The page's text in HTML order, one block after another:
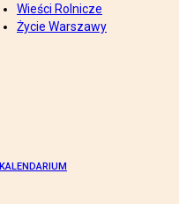
Wieści Rolnicze
Życie Warszawy
KALENDARIUM